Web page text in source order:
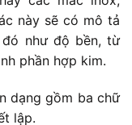
này sẽ có mô tả
như độ bền, từ
phần hợp kim.
dạng gồm ba chữ
lập.